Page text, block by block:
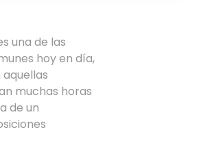
una de las
hoy en día,
muchas horas
de un